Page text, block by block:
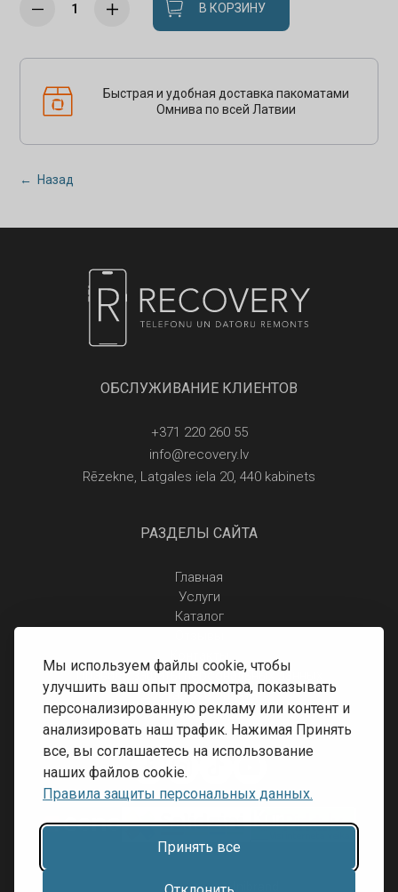
Мы используем файлы cookie, чтобы
улучшить ваш опыт просмотра, показывать
персонализированную рекламу или контент и
анализировать наш трафик. Нажимая Принять
все, вы соглашаетесь на использование
наших файлов cookie.
Правила защиты персональных данных.
Принять все
В КОРЗИНУ
Быстрая и удобная доставка пакоматами
Омнива по всей Латвии
← Назад
ОБСЛУЖИВАНИЕ КЛИЕНТОВ
+371 220 260 55
info@recovery.lv
Rēzekne, Latgales iela 20, 440 kabinets
РАЗДЕЛЫ САЙТА
Главная
Услуги
Каталог
Правила защиты персональных данных
Доставка и оплата
Условия возврата
Разработка сайта:Inibrand